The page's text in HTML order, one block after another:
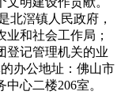
北滘镇人民政府，
和社会工作局；
登记管理机关的业
办公地址：佛山市
心二楼206室。